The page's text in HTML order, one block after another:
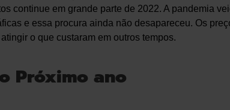
continue em grande parte de 2022. A pandemia
e essa procura ainda não desapareceu. Os
o que custaram em outros tempos.
Próximo ano